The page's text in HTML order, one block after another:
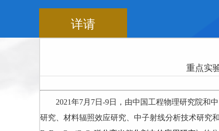
详请
重点实
2021年7月 7日 -9日，由中国工程物理研究院和
研究、材料辐照效应研究、中子射线分析技术研究